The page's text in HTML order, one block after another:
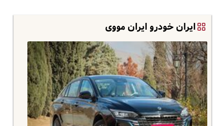
ایران خودرو ایران مووی